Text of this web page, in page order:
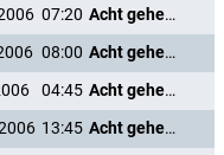
07:20
Acht gehen türmen
08:00
Acht gehen türmen
04:45
Acht gehen türmen
13:45
Acht gehen türmen